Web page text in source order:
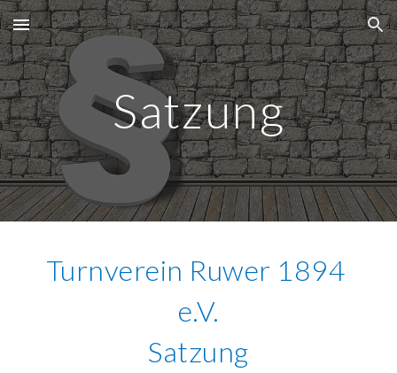
Skip to main content Skip to navigation
Satzung
Turnverein Ruwer 1894
e.V.
Satzung